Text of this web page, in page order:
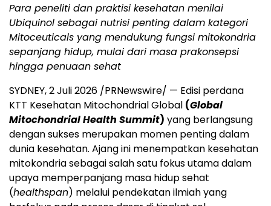
Para peneliti dan praktisi kesehatan menilai
Ubiquinol sebagai nutrisi penting dalam kategori
Mitoceuticals yang mendukung fungsi mitokondria
sepanjang hidup, mulai dari masa prakonsepsi
hingga penuaan sehat
SYDNEY, 2 Juli 2026 /PRNewswire/ — Edisi perdana
KTT Kesehatan Mitochondrial Global (Global
Mitochondrial Health Summit) yang berlangsung
dengan sukses merupakan momen penting dalam
dunia kesehatan. Ajang ini menempatkan kesehatan
mitokondria sebagai salah satu fokus utama dalam
upaya memperpanjang masa hidup sehat
(healthspan) melalui pendekatan ilmiah yang